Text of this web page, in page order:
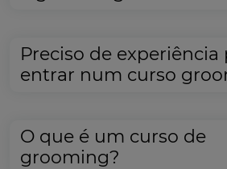
Preciso de experiência
entrar num curso
O que é um curso de
grooming?